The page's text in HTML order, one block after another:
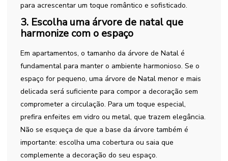
para acrescentar um toque romântico e sofisticado.
3. Escolha uma árvore de natal que
harmonize com o espaço
Em apartamentos, o tamanho da árvore de Natal é
fundamental para manter o ambiente harmonioso. Se o
espaço for pequeno, uma árvore de Natal menor e mais
delicada será suficiente para compor a decoração sem
comprometer a circulação. Para um toque especial,
prefira enfeites em vidro ou metal, que trazem elegância.
Não se esqueça de que a base da árvore também é
importante: escolha uma cobertura ou saia que
complemente a decoração do seu espaço.